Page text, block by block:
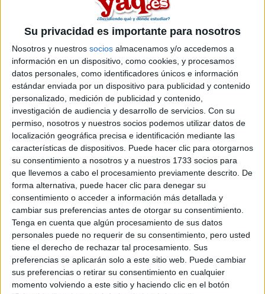
Su privacidad es importante para nosotros
Nosotros y nuestros socios almacenamos y/o accedemos a
información en un dispositivo, como cookies, y procesamos
datos personales, como identificadores únicos e información
estándar enviada por un dispositivo para publicidad y contenido
personalizado, medición de publicidad y contenido,
investigación de audiencia y desarrollo de servicios. Con su
permiso, nosotros y nuestros socios podemos utilizar datos de
localización geográfica precisa e identificación mediante las
características de dispositivos. Puede hacer clic para otorgarnos
su consentimiento a nosotros y a nuestros 1733 socios para
que llevemos a cabo el procesamiento previamente descrito. De
forma alternativa, puede hacer clic para denegar su
consentimiento o acceder a información más detallada y
cambiar sus preferencias antes de otorgar su consentimiento.
Tenga en cuenta que algún procesamiento de sus datos
personales puede no requerir de su consentimiento, pero usted
tiene el derecho de rechazar tal procesamiento. Sus
preferencias se aplicarán solo a este sitio web. Puede cambiar
sus preferencias o retirar su consentimiento en cualquier
momento volviendo a este sitio y haciendo clic en el botón
Sobre ti
Soy:*
Chico
Chica
¿En qué año terminas (o terminaste) bachillerato o FP?
Soy estudiante de:*
Términos y Condiciones de Uso